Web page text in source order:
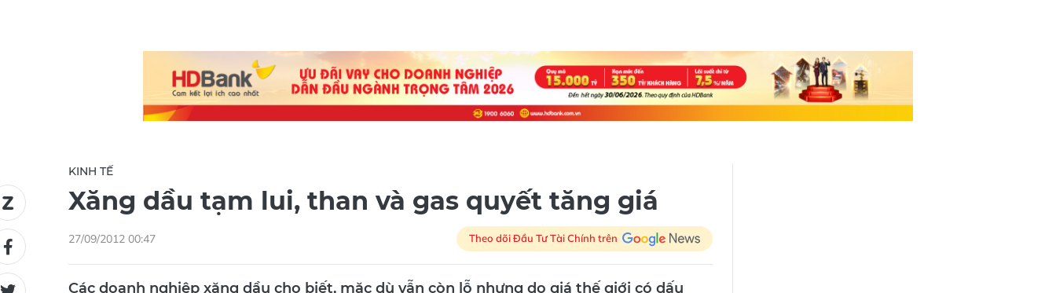
KINH TẾ
Xăng dầu tạm lui, than và gas quyết tăng giá
27/09/2012 00:47 Theo dõi Đầu Tư Tài Chính trên
Các doanh nghiệp xăng dầu cho biết, mặc dù vẫn còn lỗ nhưng do giá thế giới có dấu